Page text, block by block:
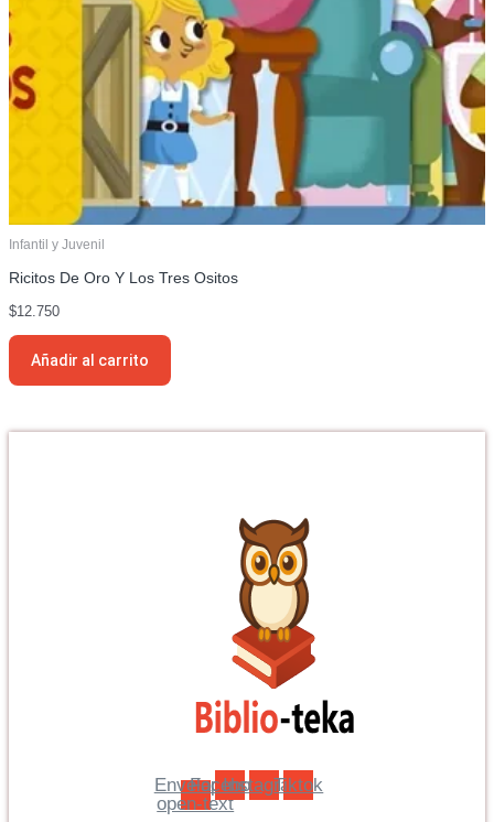
Infantil y Juvenil
Ricitos De Oro Y Los Tres Ositos
$12.750
Añadir al carrito
Envelope-
open-text
Facebook
Instagram
Tiktok